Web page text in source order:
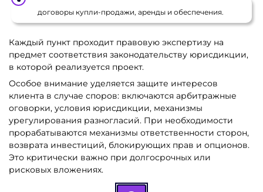
договоры купли-продажи, аренды и обеспечения.
Каждый пункт проходит правовую экспертизу на
предмет соответствия законодательству юрисдикции,
в которой реализуется проект.
Особое внимание уделяется защите интересов
клиента в случае споров: включаются арбитражные
оговорки, условия юрисдикции, механизмы
урегулирования разногласий. При необходимости
прорабатываются механизмы ответственности сторон,
возврата инвестиций, блокирующих прав и опционов.
Это критически важно при долгосрочных или
рисковых вложениях.